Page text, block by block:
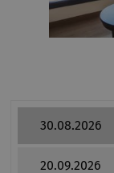
30.08.2026
20.09.2026